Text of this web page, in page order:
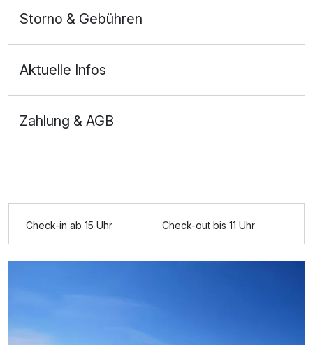
Für 4 Tage p.P. ab207,00 €
Storno & Gebühren
Aktuelle Infos
Zahlung & AGB
Check-in ab 15 Uhr Check-out bis 11 Uhr